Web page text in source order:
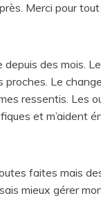
Merci pour
des mois.
Le
ressentis. Les
et m’aident
faites mais
mieux gérer